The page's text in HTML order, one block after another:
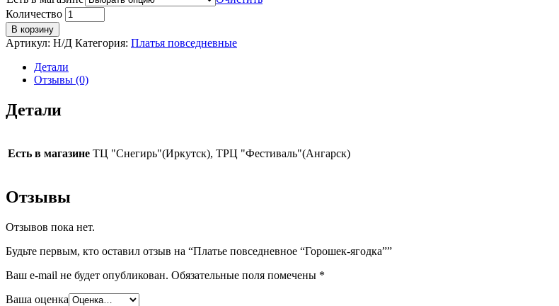
Количество
В корзину
Артикул: Н/Д Категория: Платья повседневные
Детали
Отзывы (0)
Детали
Есть в магазине ТЦ "Снегирь"(Иркутск), ТРЦ "Фестиваль"(Ангарск)
Отзывы
Отзывов пока нет.
Будьте первым, кто оставил отзыв на “Платье повседневное “Горошек-ягодка””
Ваш e-mail не будет опубликован. Обязательные поля помечены *
Ваша оценка